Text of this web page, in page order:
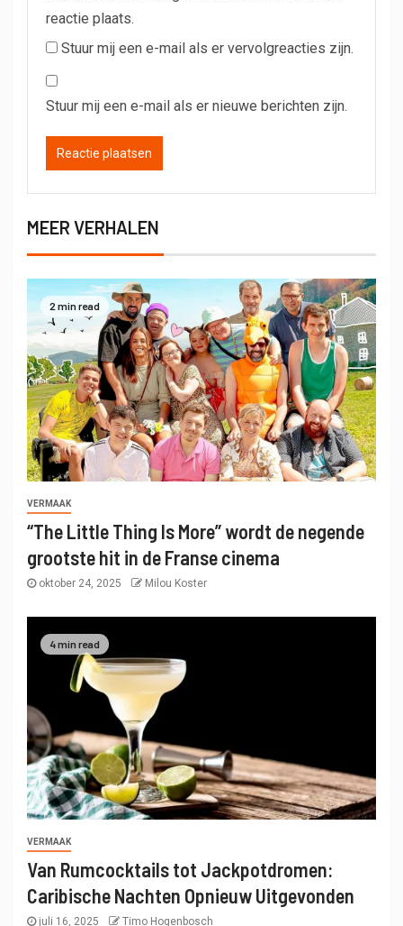
reactie plaats.
Stuur mij een e-mail als er vervolgreacties zijn.
Stuur mij een e-mail als er nieuwe berichten zijn.
MEER VERHALEN
2 min read
VERMAAK
“The Little Thing Is More” wordt de negende
grootste hit in de Franse cinema
oktober 24, 2025 Milou Koster
4 min read
VERMAAK
Van Rumcocktails tot Jackpotdromen:
Caribische Nachten Opnieuw Uitgevonden
juli 16, 2025 Timo Hogenbosch